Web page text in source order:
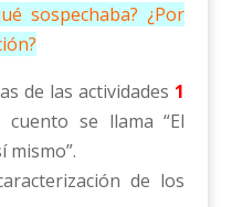
sospechaba? ¿Por
de las actividades 1
se llama “El
mismo”.
de los